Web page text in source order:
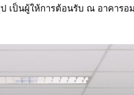
เป็นผู้ให้การต้อนรับ ณ อาคาร